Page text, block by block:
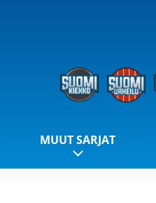
MUUT SARJAT